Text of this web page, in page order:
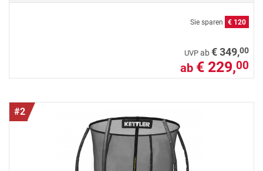
Sie sparen € 120
UVP ab€ 349,00
ab € 229,00
#2